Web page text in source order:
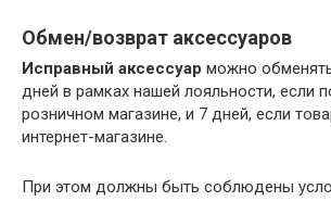
Обмен/возврат аксессуаров
Исправный аксессуар можно
дней в рамках нашей лояльности, если
розничном магазине, и 7 дней, если
интернет-магазине.
При этом должны быть соблюдены